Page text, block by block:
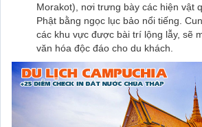
Morakot), nơi trưng bày các hiện vật
Phật bằng ngọc lục bảo nổi tiếng.
các khu vực được bài trí lộng lẫy, sẽ
văn hóa độc đáo cho du khách.